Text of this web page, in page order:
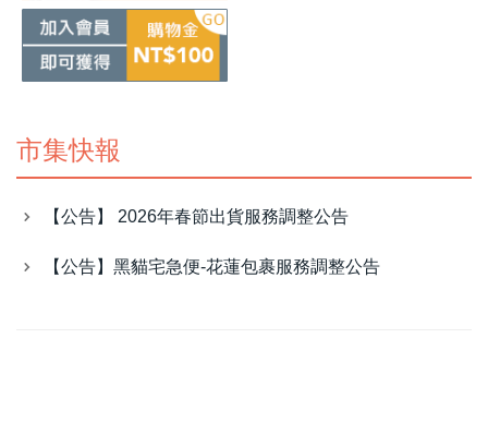
市集快報
【公告】 2026年春節出貨服務調整公告
【公告】黑貓宅急便-花蓮包裹服務調整公告